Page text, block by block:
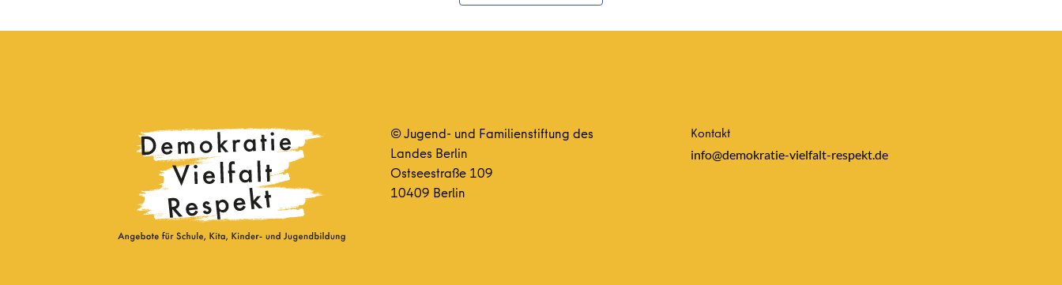
© Jugend- und Familienstiftung des
Landes Berlin
Ostseestraße 109
10409 Berlin
Kontakt
info@demokratie-vielfalt-respekt.de